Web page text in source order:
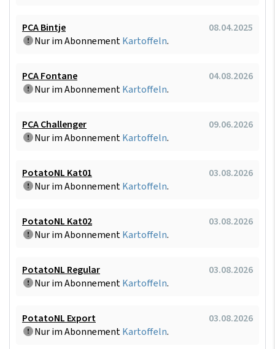
PCA Bintje
08.04.2025
Nur im AbonnementKartoffeln.
PCA Fontane
04.08.2026
Nur im AbonnementKartoffeln.
PCA Challenger
09.06.2026
Nur im AbonnementKartoffeln.
PotatoNL Kat01
03.08.2026
Nur im AbonnementKartoffeln.
PotatoNL Kat02
03.08.2026
Nur im AbonnementKartoffeln.
PotatoNL Regular
03.08.2026
Nur im AbonnementKartoffeln.
PotatoNL Export
03.08.2026
Nur im AbonnementKartoffeln.